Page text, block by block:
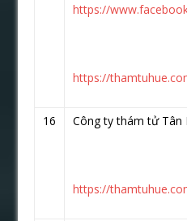
https://
https://
16 Công ty thám tử
https://